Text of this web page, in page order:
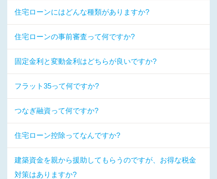
住宅ローンにはどんな種類がありますか?
住宅ローンの事前審査って何ですか?
固定金利と変動金利はどちらが良いですか?
フラット35って何ですか?
つなぎ融資って何ですか?
住宅ローン控除ってなんですか?
建築資金を親から援助してもらうのですが、お得な税金
対策はありますか?